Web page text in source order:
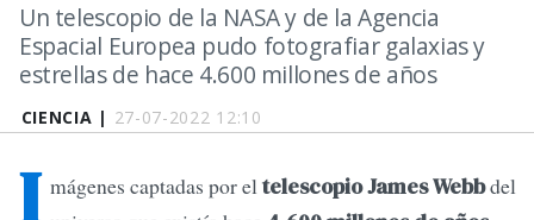
CIENCIA | 27-07-2022 12:10
Un telescopio de la NASA y de la Agencia
Espacial Europea pudo fotografiar galaxias y
estrellas de hace 4.600 millones de años
I mágenes captadas por eltelescopio James Webbdel